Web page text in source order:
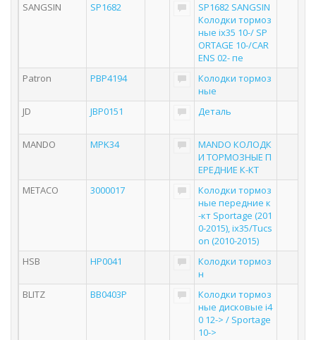
SANGSIN
SP1682
SP1682 SANGSIN
Колодки тормоз
ные ix35 10-/ SP
ORTAGE 10-/CAR
ENS 02- пе
Patron
PBP4194
Колодки тормоз
ные
JD
JBP0151 Деталь
MANDO MPK34
MANDO КОЛОДК
И ТОРМОЗНЫЕ П
ЕРЕДНИЕ К-КТ
METACO
3000017
Колодки тормоз
ные передние к
-кт Sportage (201
0-2015), ix35/Tucs
on (2010-2015)
HSB
HP0041
Колодки тормоз
н
BLITZ
BB0403P
Колодки тормоз
ные дисковые i4
0 12-> / Sportage
10->